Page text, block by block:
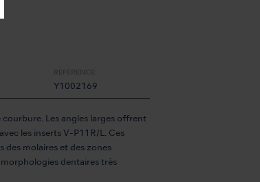
RÉFÉRENCE:
Y1002169
Les angles larges offrent
les inserts V-P11R/L. Ces
des molaires et des zones
dentaires très